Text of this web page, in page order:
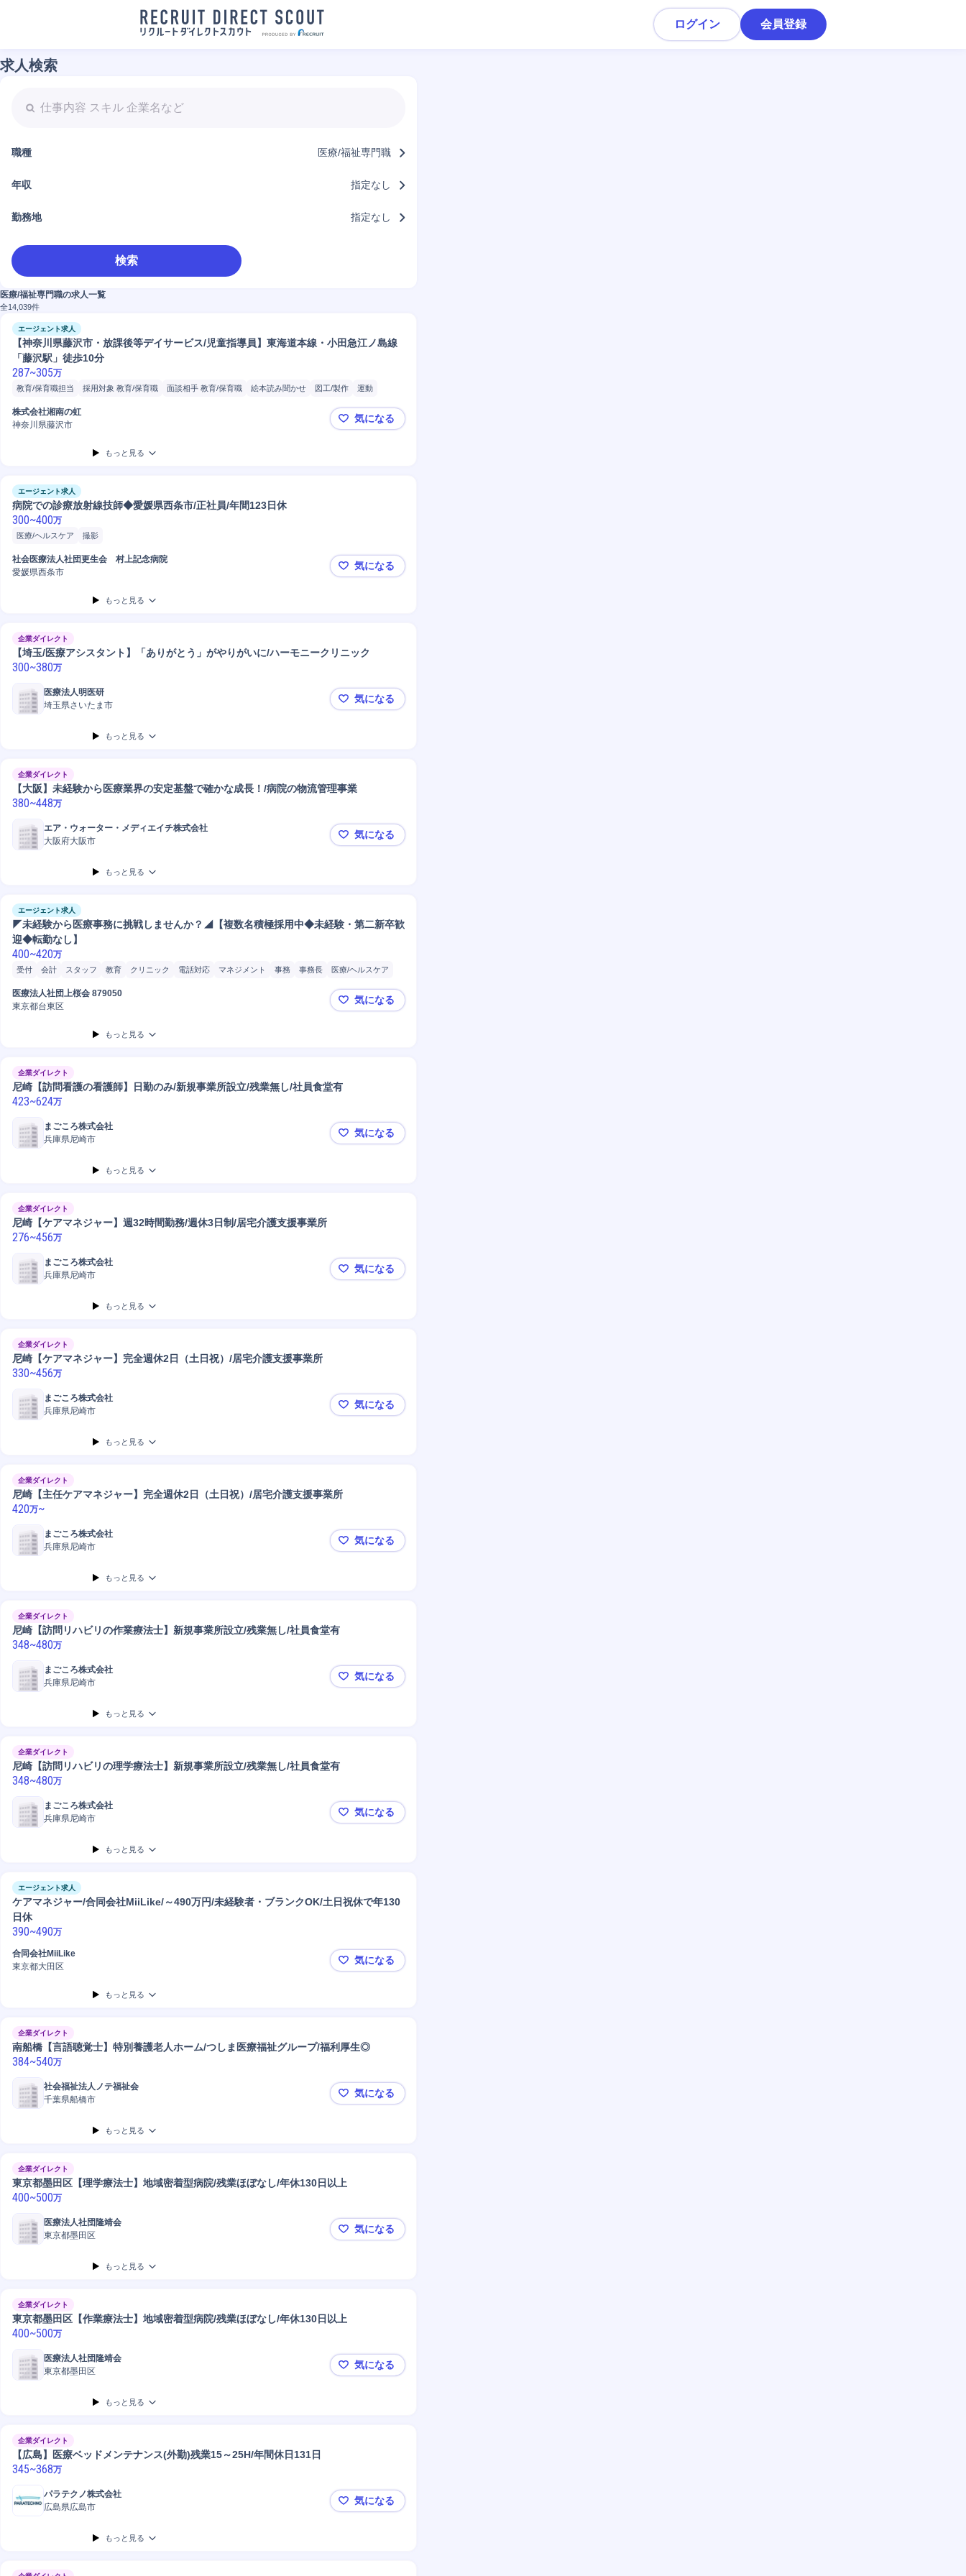
ログイン 会員登録
求人検索
職種 医療/福祉専門職
年収 指定なし
勤務地 指定なし
検索
医療/福祉専門職の求人一覧
全14,039件
エージェント求人
【神奈川県藤沢市・放課後等デイサービス/児童指導員】東海道本線・小田急江ノ島線
「藤沢駅」徒歩10分
287~305万
教育/保育職担当 採用対象 教育/保育職 面談相手 教育/保育職 絵本読み聞かせ 図工/製作
運動
児童見守り
介護福祉対象 児童
株式会社湘南の虹
神奈川県藤沢市
【神奈川県藤沢市・放課後等デイサービス/児童指導員】東海道本線・小田急江ノ島線「藤沢駅」徒歩10分
気になる
もっと見る
エージェント求人
病院での診療放射線技師◆愛媛県西条市/正社員/年間123日休
300~400万
医療/ヘルスケア 撮影
社会医療法人社団更生会 村上記念病院
愛媛県西条市
病院での診療放射線技師◆愛媛県西条市/正社員/年間123日休
気になる
もっと見る
企業ダイレクト
【埼玉/医療アシスタント】「ありがとう」がやりがいに/ハーモニークリニック
300~380万
医療法人明医研
埼玉県さいたま市
【埼玉/医療アシスタント】「ありがとう」がやりがいに/ハーモニークリニック
気になる
もっと見る
企業ダイレクト
【大阪】未経験から医療業界の安定基盤で確かな成長！/病院の物流管理事業
380~448万
エア・ウォーター・メディエイチ株式会社
大阪府大阪市
【大阪】未経験から医療業界の安定基盤で確かな成長！/病院の物流管理事業
気になる
もっと見る
エージェント求人
◤未経験から医療事務に挑戦しませんか？◢【複数名積極採用中◆未経験・第二新卒歓
迎◆転勤なし】
400~420万
受付 会計 スタッフ 教育 クリニック 電話対応 マネジメント 事務 事務長
医療/ヘルスケア
接客
営業 販売
医療法人社団上桜会 879050
東京都台東区
◤未経験から医療事務に挑戦しませんか？◢【複数名積極採用中◆未経験・第二新卒歓迎◆転勤なし】
気になる
もっと見る
企業ダイレクト
尼崎【訪問看護の看護師】日勤のみ/新規事業所設立/残業無し/社員食堂有
423~624万
まごころ株式会社
兵庫県尼崎市
尼崎【訪問看護の看護師】日勤のみ/新規事業所設立/残業無し/社員食堂有
気になる
もっと見る
企業ダイレクト
尼崎【ケアマネジャー】週32時間勤務/週休3日制/居宅介護支援事業所
276~456万
まごころ株式会社
兵庫県尼崎市
尼崎【ケアマネジャー】週32時間勤務/週休3日制/居宅介護支援事業所
気になる
もっと見る
企業ダイレクト
尼崎【ケアマネジャー】完全週休2日（土日祝）/居宅介護支援事業所
330~456万
まごころ株式会社
兵庫県尼崎市
尼崎【ケアマネジャー】完全週休2日（土日祝）/居宅介護支援事業所
気になる
もっと見る
企業ダイレクト
尼崎【主任ケアマネジャー】完全週休2日（土日祝）/居宅介護支援事業所
420万~
まごころ株式会社
兵庫県尼崎市
尼崎【主任ケアマネジャー】完全週休2日（土日祝）/居宅介護支援事業所
気になる
もっと見る
企業ダイレクト
尼崎【訪問リハビリの作業療法士】新規事業所設立/残業無し/社員食堂有
348~480万
まごころ株式会社
兵庫県尼崎市
尼崎【訪問リハビリの作業療法士】新規事業所設立/残業無し/社員食堂有
気になる
もっと見る
企業ダイレクト
尼崎【訪問リハビリの理学療法士】新規事業所設立/残業無し/社員食堂有
348~480万
まごころ株式会社
兵庫県尼崎市
尼崎【訪問リハビリの理学療法士】新規事業所設立/残業無し/社員食堂有
気になる
もっと見る
エージェント求人
ケアマネジャー/合同会社MiiLike/～490万円/未経験者・ブランクOK/土日祝休で年130
日休
390~490万
合同会社MiiLike
東京都大田区
ケアマネジャー/合同会社MiiLike/～490万円/未経験者・ブランクOK/土日祝休で年130日休
気になる
もっと見る
企業ダイレクト
南船橋【言語聴覚士】特別養護老人ホーム/つしま医療福祉グループ/福利厚生◎
384~540万
社会福祉法人ノテ福祉会
千葉県船橋市
南船橋【言語聴覚士】特別養護老人ホーム/つしま医療福祉グループ/福利厚生◎
気になる
もっと見る
企業ダイレクト
東京都墨田区【理学療法士】地域密着型病院/残業ほぼなし/年休130日以上
400~500万
医療法人社団隆靖会
東京都墨田区
東京都墨田区【理学療法士】地域密着型病院/残業ほぼなし/年休130日以上
気になる
もっと見る
企業ダイレクト
東京都墨田区【作業療法士】地域密着型病院/残業ほぼなし/年休130日以上
400~500万
医療法人社団隆靖会
東京都墨田区
東京都墨田区【作業療法士】地域密着型病院/残業ほぼなし/年休130日以上
気になる
もっと見る
企業ダイレクト
【広島】医療ベッドメンテナンス(外勤)残業15～25H/年間休日131日
345~368万
パラテクノ株式会社
広島県広島市
【広島】医療ベッドメンテナンス(外勤)残業15～25H/年間休日131日
気になる
もっと見る